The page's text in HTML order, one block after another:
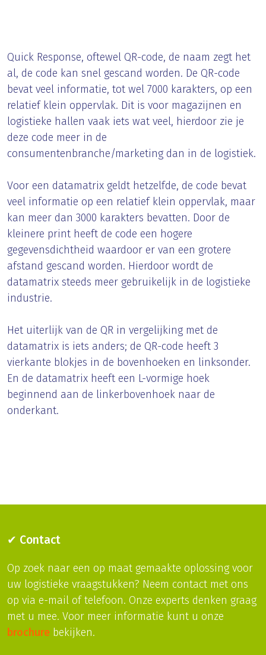
Quick Response, oftewel QR-code, de naam zegt het
al, de code kan snel gescand worden. De QR-code
bevat veel informatie, tot wel 7000 karakters, op een
relatief klein oppervlak. Dit is voor magazijnen en
logistieke hallen vaak iets wat veel, hierdoor zie je
deze code meer in de
consumentenbranche/marketing dan in de logistiek.
Voor een datamatrix geldt hetzelfde, de code bevat
veel informatie op een relatief klein oppervlak, maar
kan meer dan 3000 karakters bevatten. Door de
kleinere print heeft de code een hogere
gegevensdichtheid waardoor er van een grotere
afstand gescand worden. Hierdoor wordt de
datamatrix steeds meer gebruikelijk in de logistieke
industrie.
Het uiterlijk van de QR in vergelijking met de
datamatrix is iets anders; de QR-code heeft 3
vierkante blokjes in de bovenhoeken en linksonder.
En de datamatrix heeft een L-vormige hoek
beginnend aan de linkerbovenhoek naar de
onderkant.
✔ Contact
Op zoek naar een op maat gemaakte oplossing voor
uw logistieke vraagstukken? Neem contact met ons
op via e-mail of telefoon. Onze experts denken graag
met u mee. Voor meer informatie kunt u onze
brochure bekijken.